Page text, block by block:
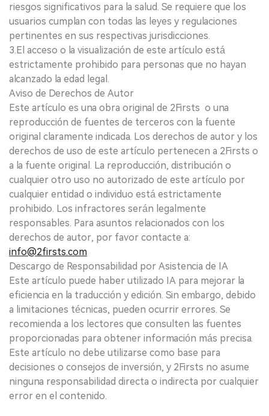
riesgos significativos para la salud. Se requiere que los
usuarios cumplan con todas las leyes y regulaciones
pertinentes en sus respectivas jurisdicciones.
3.El acceso o la visualización de este artículo está
estrictamente prohibido para personas que no hayan
alcanzado la edad legal.
Aviso de Derechos de Autor
Este artículo es una obra original de 2Firsts o una
reproducción de fuentes de terceros con la fuente
original claramente indicada. Los derechos de autor y los
derechos de uso de este artículo pertenecen a 2Firsts o
a la fuente original. La reproducción, distribución o
cualquier otro uso no autorizado de este artículo por
cualquier entidad o individuo está estrictamente
prohibido. Los infractores serán legalmente
responsables. Para asuntos relacionados con los
derechos de autor, por favor contacte a:
info@2firsts.com
Descargo de Responsabilidad por Asistencia de IA
Este artículo puede haber utilizado IA para mejorar la
eficiencia en la traducción y edición. Sin embargo, debido
a limitaciones técnicas, pueden ocurrir errores. Se
recomienda a los lectores que consulten las fuentes
proporcionadas para obtener información más precisa.
Este artículo no debe utilizarse como base para
decisiones o consejos de inversión, y 2Firsts no asume
ninguna responsabilidad directa o indirecta por cualquier
error en el contenido.